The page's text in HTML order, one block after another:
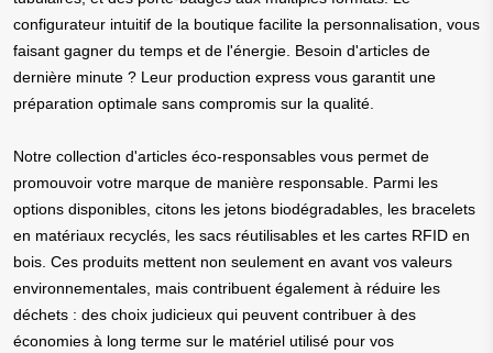
configurateur intuitif de la boutique facilite la personnalisation, vous
faisant gagner du temps et de l'énergie. Besoin d'articles de
dernière minute ? Leur production express vous garantit une
préparation optimale sans compromis sur la qualité.
Notre collection d'articles éco-responsables vous permet de
promouvoir votre marque de manière responsable. Parmi les
options disponibles, citons les jetons biodégradables, les bracelets
en matériaux recyclés, les sacs réutilisables et les cartes RFID en
bois. Ces produits mettent non seulement en avant vos valeurs
environnementales, mais contribuent également à réduire les
déchets : des choix judicieux qui peuvent contribuer à des
économies à long terme sur le matériel utilisé pour vos